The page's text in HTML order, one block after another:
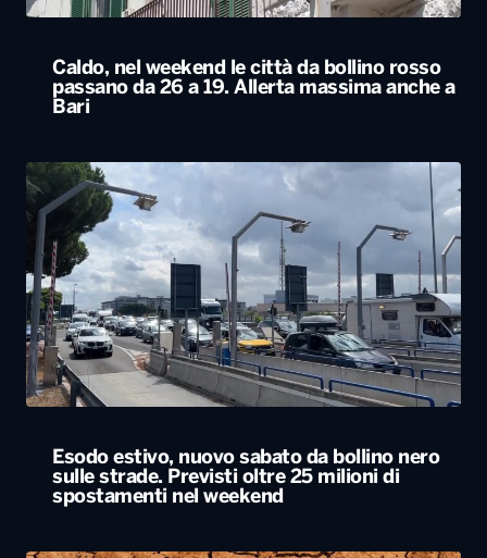
Caldo, nel weekend le città da bollino rosso
passano da 26 a 19. Allerta massima anche a
Bari
Esodo estivo, nuovo sabato da bollino nero
sulle strade. Previsti oltre 25 milioni di
spostamenti nel weekend